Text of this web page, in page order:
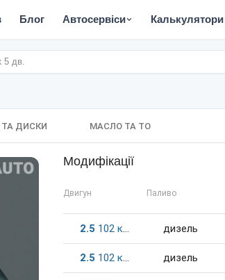
Блог Автосервіси Калькулятори
5 дв.
ДИСКИ МАСЛО ТА ТО
Модифікації
Двигун Паливо
2.5 102 к.c. дизель
2.5 102 к.c. дизель